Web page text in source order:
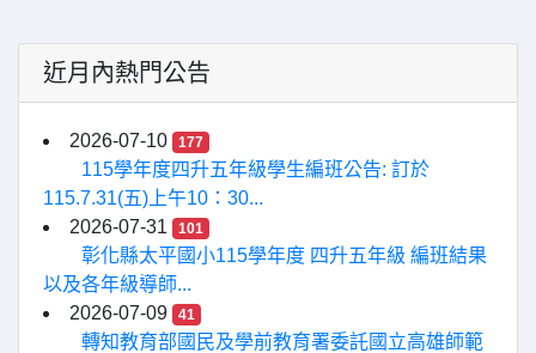
近月內熱門公告
2026-07-10 177
115學年度四升五年級學生編班公告: 訂於
115.7.31(五)上午10：30...
2026-07-31
101
彰化縣太平國小115學年度 四升五年級 編班結果
以及各年級導師...
2026-07-09
41
轉知教育部國民及學前教育署委託國立高雄師範